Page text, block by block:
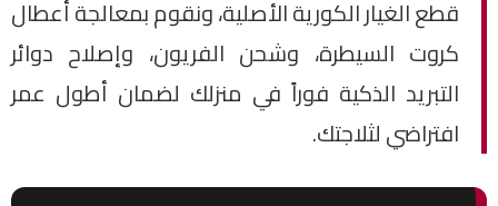
قطع الغيار الكورية الأصلية، ونقوم بمعالجة أعطال
كروت السيطرة، وشحن الفريون، وإصلاح دوائر
التبريد الذكية فوراً في منزلك لضمان أطول عمر
افتراضي لثلاجتك.